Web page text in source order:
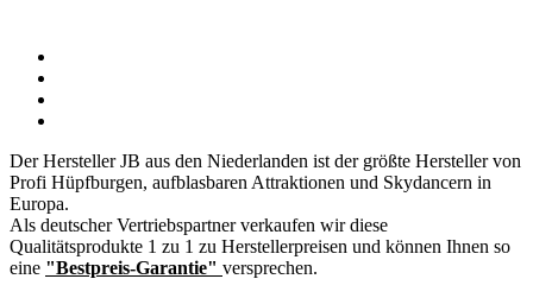
Der Hersteller JB aus den Niederlanden ist der größte Hersteller von
Profi Hüpfburgen, aufblasbaren Attraktionen und Skydancern in
Europa.
Als deutscher Vertriebspartner verkaufen wir diese
Qualitätsprodukte 1 zu 1 zu Herstellerpreisen und können Ihnen so
eine "Bestpreis-Garantie" versprechen.